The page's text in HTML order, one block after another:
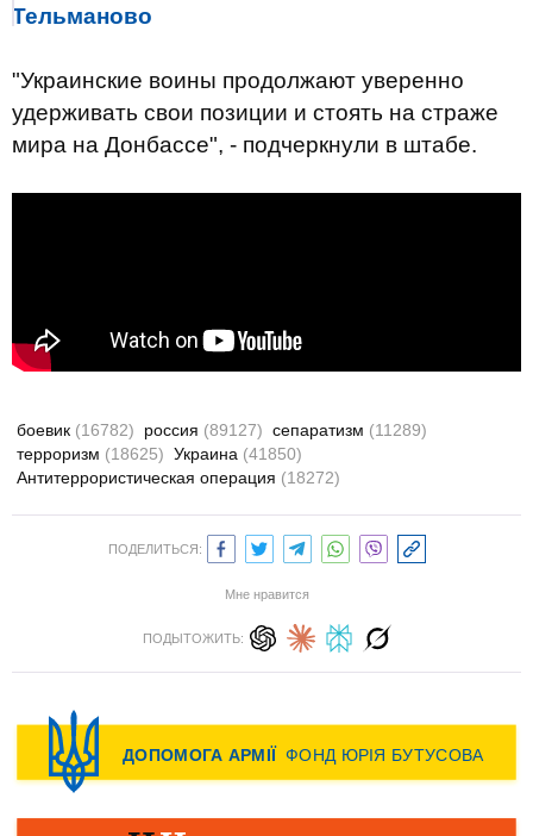
Тельманово
"Украинские воины продолжают уверенно
удерживать свои позиции и стоять на страже
мира на Донбассе", - подчеркнули в штабе.
боевик (16782) россия (89127) сепаратизм (11289)
терроризм (18625) Украина (41850)
Антитеррористическая операция (18272)
ПОДЕЛИТЬСЯ:
Мне нравится
ПОДЫТОЖИТЬ: